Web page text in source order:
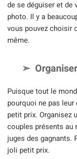
de se déguiser et de
photo. Il y a
vous pouvez choisir
même.
Puisque tout le
pourquoi ne pas
petit prix. Organisez
couples présents au
juges des gagnants.
joli petit prix.